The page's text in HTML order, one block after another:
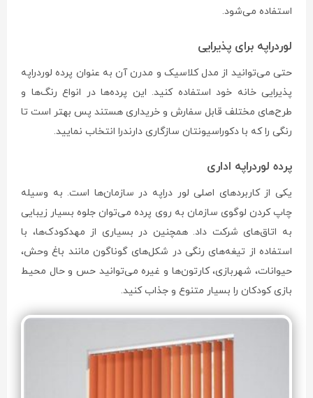
استفاده می‌شود.
لوردراپه برای پذیرایی
حتی می‌توانید از مدل کلاسیک و مدرن آن به عنوان پرده لوردراپه
پذیرایی خانه خود استفاده کنید. این پرده‌ها در انواع رنگ‌ها و
طرح‌های مختلف قابل سفارش و خریداری هستند پس بهتر است تا
رنگی را که با دکوراسیونتان سازگاری دارندرا انتخاب نمایید.
پرده لوردراپه اداری
یکی از کاربردهای اصلی لور دراپه در سازمان‌ها است. به وسیله
چاپ کردن لوگوی سازمان به روی پرده می‌توان جلوه بسیار زیبایی
به اتاق‌های شرکت داد. همچنین در بسیاری از مهدکودک‌ها، با
استفاده از تیغه‌های رنگی در شکل‌های گوناگون مانند باغ وحش،
حیوانات، شهربازی، کارتون‌ها و غیره می‌توانید حس و حال محیط
بازی کودکان را بسیار متنوع و جذاب کنید.